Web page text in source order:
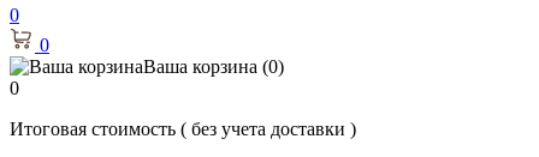
0
0
Ваша корзина (0)
0
Итоговая стоимость ( без учета доставки )